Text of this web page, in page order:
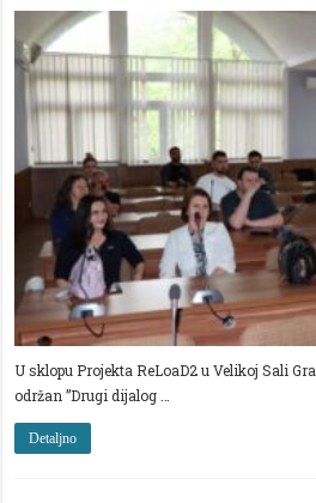
U sklopu Projekta ReLoaD2 u Velikoj Sali
održan ”Drugi dijalog …
Detaljno